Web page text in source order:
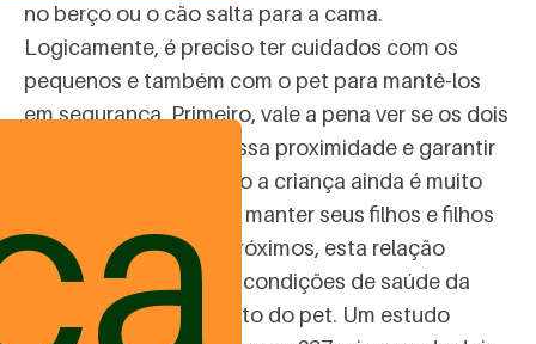
no berço ou o cão salta para a cama.
Logicamente, é preciso ter cuidados com os
pequenos e também com o pet para mantê-los
em segurança. Primeiro, vale a pena ver se os dois
se sentem bem com essa proximidade e garantir
que não ocorra quando a criança ainda é muito
pequena. É sua opção manter seus filhos e filhos
de quatro patas tão próximos, esta relação
depende também das condições de saúde da
criança e temperamento do pet. Um estudo